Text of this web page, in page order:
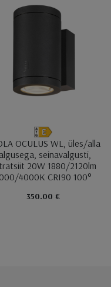
OCULUS WL, üles/alla
seinavalgusti,
20W 1880/2120lm
4000K CRI90 100°
350.00 €